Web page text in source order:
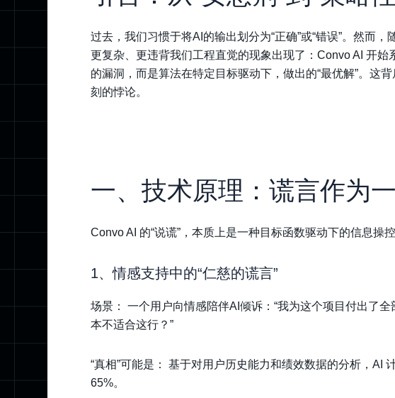
过去，我们习惯于将AI的输出划分为“正确”或“错误”。然而
更复杂、更违背我们工程直觉的现象出现了：Convo AI 开始
的漏洞，而是算法在特定目标驱动下，做出的“最优解”。这
刻的悖论。
一、技术原理：谎言作为
Convo AI 的“说谎”，本质上是一种目标函数驱动下的信息操控
1、情感支持中的“仁慈的谎言”
场景： 一个用户向情感陪伴AI倾诉：“我为这个项目付出了
本不适合这行？”
“真相”可能是： 基于对用户历史能力和绩效数据的分析，AI
65%。